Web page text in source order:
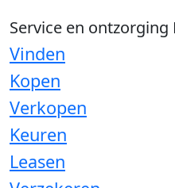
Service en ontzorging
Vinden
Kopen
Verkopen
Keuren
Leasen